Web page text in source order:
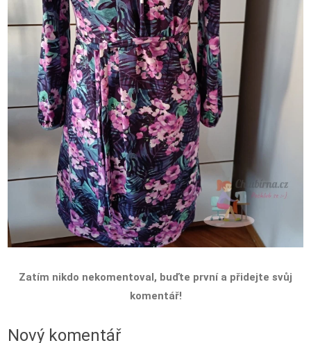
Zatím nikdo nekomentoval, buďte první a přidejte svůj
komentář!
Nový komentář